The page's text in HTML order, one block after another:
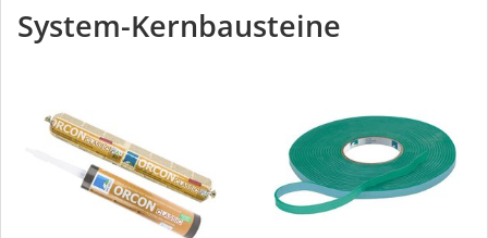
System-Kernbausteine